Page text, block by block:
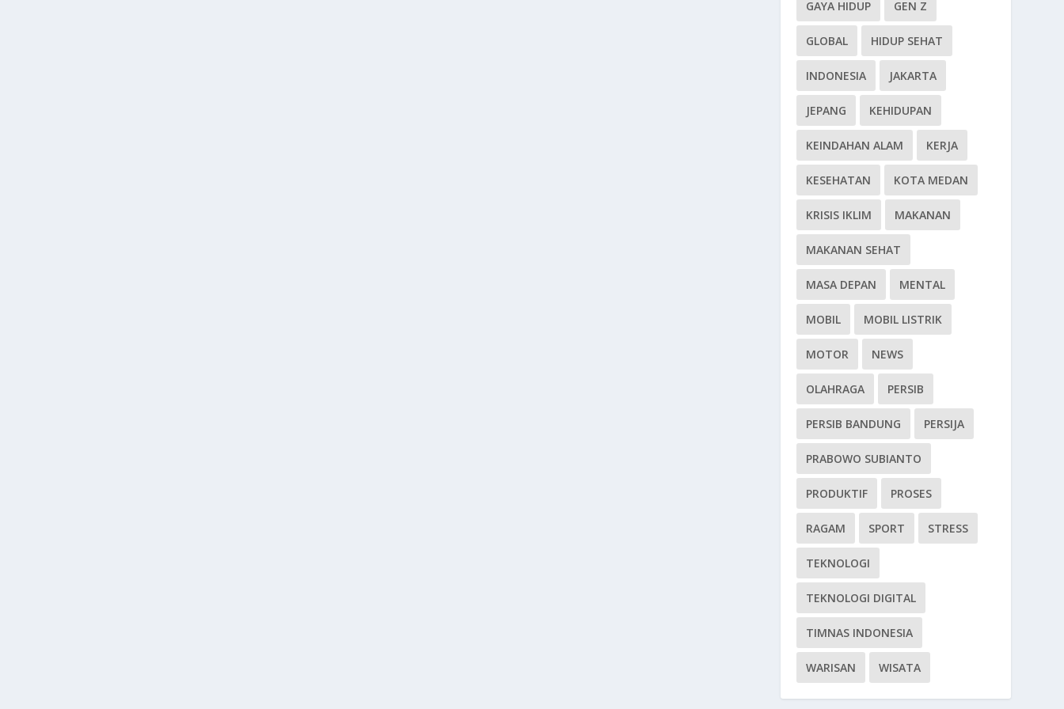
GAYA HIDUP GEN Z
GLOBAL HIDUP SEHAT
INDONESIA JAKARTA
JEPANG KEHIDUPAN
KEINDAHAN ALAM KERJA
KESEHATAN KOTA MEDAN
KRISIS IKLIM MAKANAN
MAKANAN SEHAT
MASA DEPAN MENTAL
MOBIL MOBIL LISTRIK
MOTOR NEWS
OLAHRAGA PERSIB
PERSIB BANDUNG PERSIJA
PRABOWO SUBIANTO
PRODUKTIF PROSES
RAGAM SPORT STRESS
TEKNOLOGI
TEKNOLOGI DIGITAL
TIMNAS INDONESIA
WARISAN WISATA